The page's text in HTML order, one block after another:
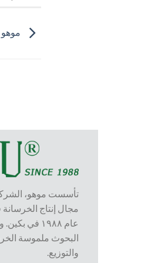
تأسست موهو،
مجال إنتاج
عام ١٩٨٨
البحوث ملموسة
والتوزيع.